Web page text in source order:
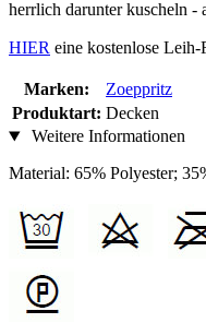
herrlich darunter kuscheln -
HIER eine kostenlose Leih-
Marken:
Zoeppritz
Produktart: Decken
Weitere Informationen
Material: 65% Polyester;